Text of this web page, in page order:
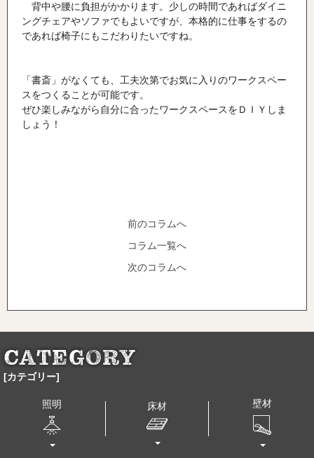
背中や腰に負担がかかります。少しの時間であればダイニ
ングチェアやソファでもよいですが、本格的に仕事をするの
であれば椅子にもこだわりたいですね。
「書斎」がなくても、工夫次第でお気に入りのワークスペー
スをつくることが可能です。
ぜひ楽しみながら自分に合ったワークスペースをＤＩＹしま
しょう！
前のコラムへ
コラム一覧へ
次のコラムへ
[カテゴリー]
照明 床材 壁材